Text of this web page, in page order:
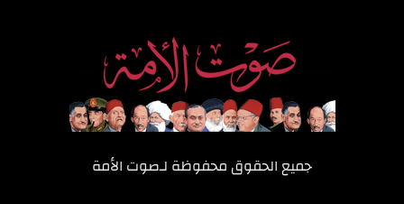
جميع الحقوق محفوظة لـصوت الأمة